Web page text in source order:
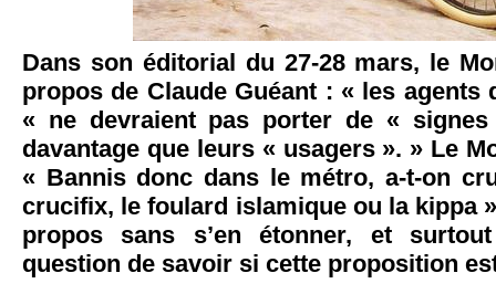
Dans son éditorial du 27-28 mars, le
propos de Claude Guéant : « les agents
« ne devraient pas porter de «
davantage que leurs « usagers ». » Le
« Bannis donc dans le métro, a-t-on
crucifix, le foulard islamique ou la kippa
propos sans s’en étonner, et
question de savoir si cette proposition